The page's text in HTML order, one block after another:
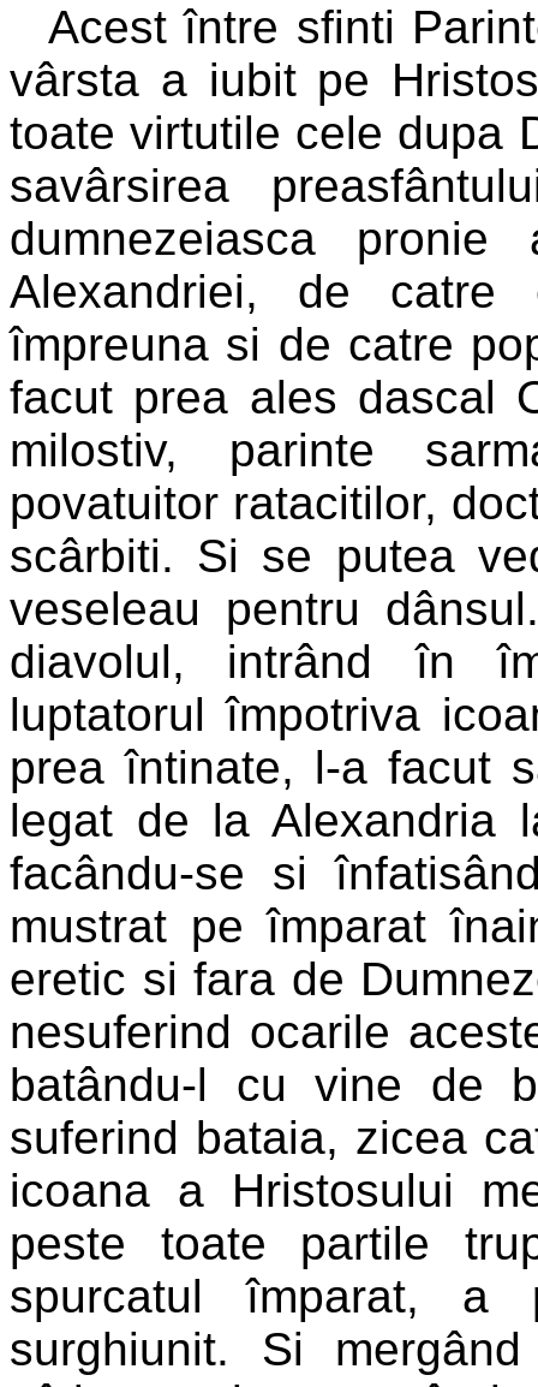
Acest între sfinti
vârsta a iubit pe
toate virtutile cele dupa
savârsirea
dumnezeiasca
Alexandriei, de catre
împreuna si de catre
facut prea ales dascal
milostiv, parinte
povatuitor ratacitilor,
scârbiti. Si se putea
veseleau pentru
diavolul, intrând în
luptatorul împotriva
prea întinate, l-a facut
legat de la Alexandria
facându-se si
mustrat pe împarat
eretic si fara de
nesuferind ocarile
batându-l cu vine de
suferind bataia, zicea
icoana a Hristosului
peste toate partile
spurcatul împarat,
surghiunit. Si